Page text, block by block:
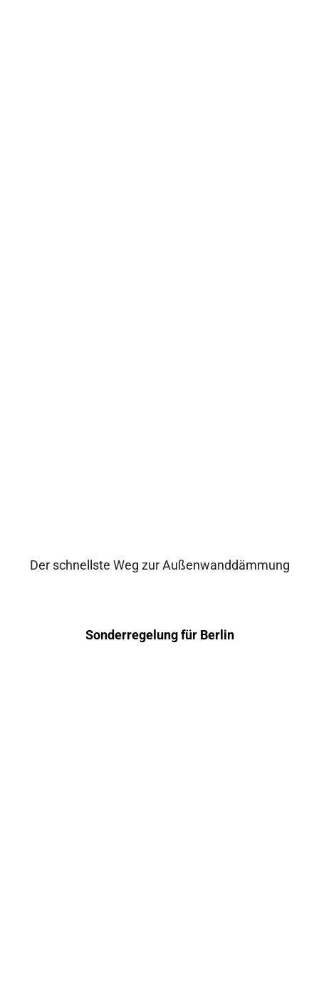
Der schnellste Weg zur Außenwanddämmung
Sonderregelung für Berlin